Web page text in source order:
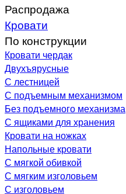
Распродажа
Кровати
По конструкции
Кровати чердак
Двухъярусные
С лестницей
С подъемным механизмом
Без подъемного механизма
С ящиками для хранения
Кровати на ножках
Напольные кровати
С мягкой обивкой
С мягким изголовьем
С изголовьем